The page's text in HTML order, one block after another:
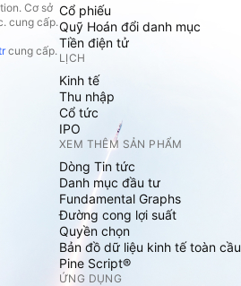
Cơ sở
cung cấp.
cung cấp.
Cổ phiếu
Quỹ Hoán đổi danh mục
Tiền điện tử
LỊCH
Kinh tế
Thu nhập
Cổ tức
IPO
XEM THÊM SẢN PHẨM
Dòng Tin tức
Danh mục đầu tư
Fundamental Graphs
Đường cong lợi suất
Quyền chọn
Bản đồ dữ liệu kinh tế toàn cầu
Pine Script®
ỨNG DỤNG